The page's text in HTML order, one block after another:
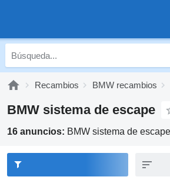
Recambios BMW recambios
BMW sistema de escape
16 anuncios: BMW sistema de escape